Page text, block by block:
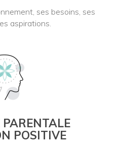
ses besoins, ses
aspirations.
POSITIVE